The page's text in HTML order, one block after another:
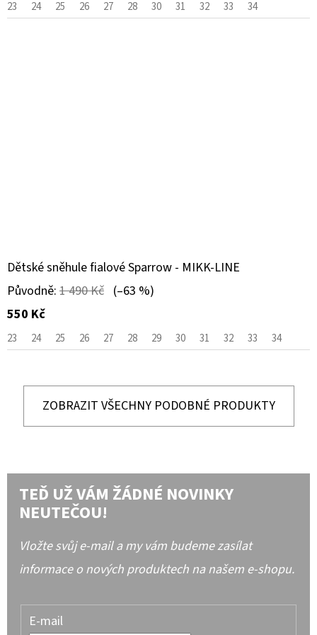
23 24 25 26 27 28 30 31 32 33 34
Dětské sněhule fialové Sparrow - MIKK-LINE
Původně: 1 490 Kč (–63 %)
550 Kč
23 24 25 26 27 28 29 30 31 32 33 34
ZOBRAZIT VŠECHNY PODOBNÉ PRODUKTY
TEĎ UŽ VÁM ŽÁDNÉ NOVINKY
NEUTEČOU!
Vložte svůj e-mail a my vám budeme zasílat
informace o nových produktech na našem e-shopu.
E-mail